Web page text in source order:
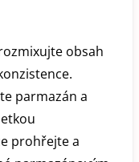
obsah
parmazán a
prohřejte a